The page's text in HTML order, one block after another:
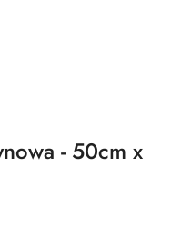
- 50cm x